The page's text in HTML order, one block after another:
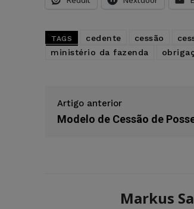
TAGS cedente cessão
ministério da fazenda
Artigo anterior
Modelo de Cessão de
Markus